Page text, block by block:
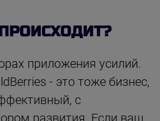
приложения усилий.
- это тоже бизнес,
с
развития. Если ваш